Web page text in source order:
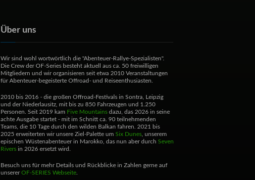
Über uns
Wir sind wohl wortwörtlich die "Abenteuer-Rallye-Spezialisten".
Die Crew der OF-Series besteht aktuell aus ca. 50 freiwilligen
Mitgliedern und wir organisieren seit etwa 2010 Veranstaltungen
für Abenteuer-begeisterte Offroad- und Reiseenthusiasten.
2010 bis 2016 - die großen Offroad-Festivals in Sontra, Leipzig
und der Niederlausitz, mit bis zu 850 Fahrzeugen und 1.250
Personen. Seit 2019 kam Five Mountainsdazu, das 2026 in seine
achte Ausgabe startet - mit im Schnitt ca. 90 teilnehmenden
Teams, die 10 Tage durch den wilden Balkan fahren. 2021 bis
2025 erweiterten wir unsere Ziel-Palette um Six Dunes, unserem
epischen Wüstenabenteuer in Marokko, das nun aber durch Seven
Riversin 2026 ersetzt wird.
Besuch uns für mehr Details und Rückblicke in Zahlen gerne auf
unsererOF-SERIES Webseite.